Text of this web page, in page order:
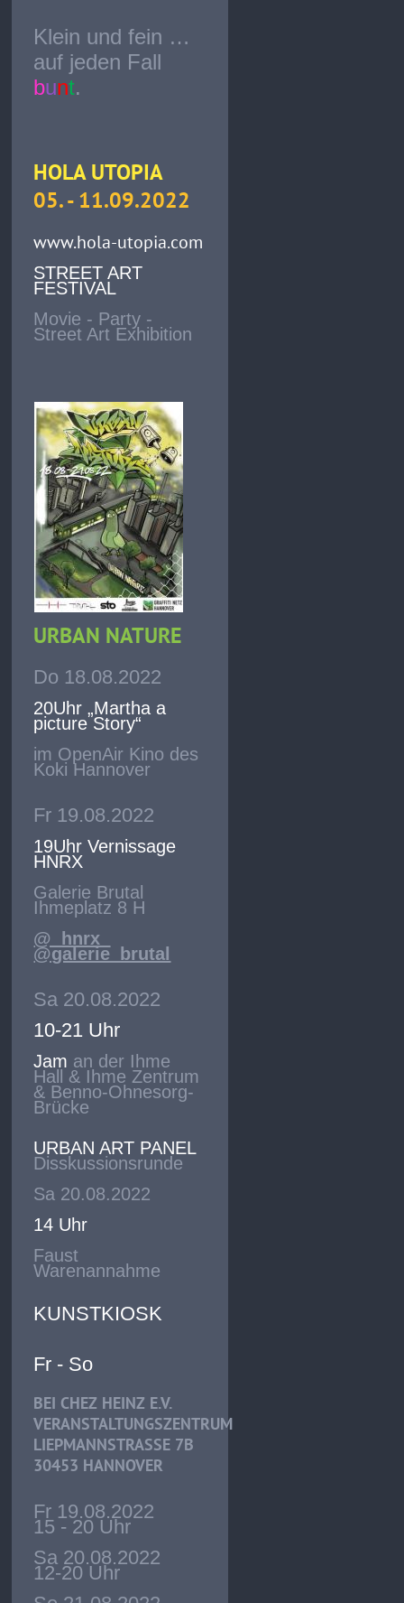
Klein und fein …
auf jeden Fall
bunt.
HOLA UTOPIA
05. - 11.09.2022
www.hola-utopia.com
STREET ART
FESTIVAL
Movie - Party -
Street Art Exhibition
URBAN NATURE
Do 18.08.2022
20Uhr „Martha a
picture Story“
im OpenAir Kino des
Koki Hannover
Fr 19.08.2022
19Uhr Vernissage
HNRX
Galerie Brutal
Ihmeplatz 8 H
@_hnrx_
@galerie_brutal
Sa 20.08.2022
10-21 Uhr
Jam an der Ihme
Hall & Ihme Zentrum
& Benno-Ohnesorg-
Brücke
URBAN ART PANEL
Disskussionsrunde
Sa 20.08.2022
14 Uhr
Faust
Warenannahme
KUNSTKIOSK
Fr - So
BEI CHEZ HEINZ E.V.
VERANSTALTUNGSZENTRUM
LIEPMANNSTRASSE 7B
30453 HANNOVER
Fr 19.08.2022
15 - 20 Uhr
Sa 20.08.2022
12-20 Uhr